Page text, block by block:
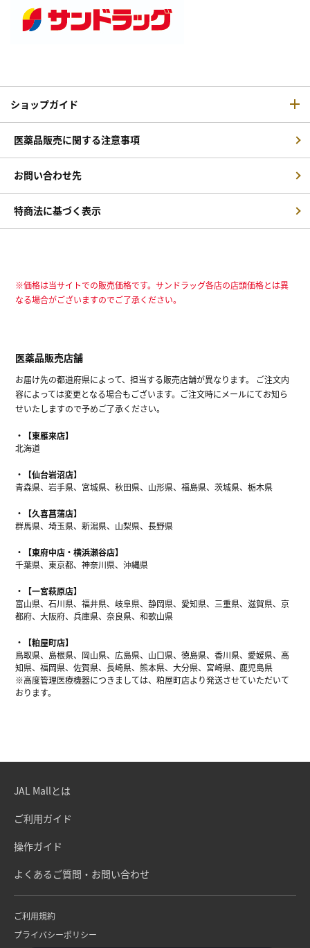
ショップガイド
医薬品販売に関する注意事項
お問い合わせ先
特商法に基づく表示
※価格は当サイトでの販売価格です。サンドラッグ各店の店頭価格とは異
なる場合がございますのでご了承ください。
医薬品販売店舗
お届け先の都道府県によって、担当する販売店舗が異なります。 ご注文内
容によっては変更となる場合もございます。ご注文時にメールにてお知ら
せいたしますので予めご了承ください。
【東雁来店】
北海道
【仙台岩沼店】
青森県、岩手県、宮城県、秋田県、山形県、福島県、茨城県、栃木県
【久喜菖蒲店】
群馬県、埼玉県、新潟県、山梨県、長野県
【東府中店・横浜瀬谷店】
千葉県、東京都、神奈川県、沖縄県
【一宮萩原店】
富山県、石川県、福井県、岐阜県、静岡県、愛知県、三重県、滋賀県、京
都府、大阪府、兵庫県、奈良県、和歌山県
【粕屋町店】
鳥取県、島根県、岡山県、広島県、山口県、徳島県、香川県、愛媛県、高
知県、福岡県、佐賀県、長崎県、熊本県、大分県、宮崎県、鹿児島県
※高度管理医療機器につきましては、粕屋町店より発送させていただいて
おります。
JAL Mallとは
ご利用ガイド
操作ガイド
よくあるご質問・お問い合わせ
ご利用規約
プライバシーポリシー